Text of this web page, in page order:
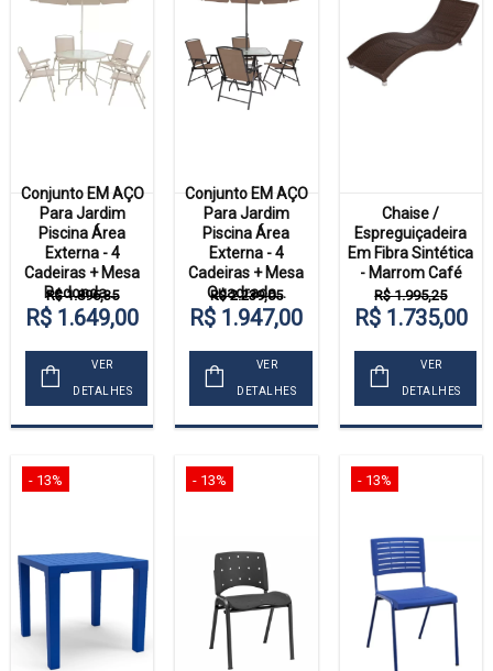
Conjunto EM AÇO
Para Jardim
Piscina Área
Externa - 4
Cadeiras + Mesa
Redonda ...
R$ 1.896,35
R$ 1.649,00
VER
DETALHES
Conjunto EM AÇO
Para Jardim
Piscina Área
Externa - 4
Cadeiras + Mesa
Quadrada...
R$ 2.239,05
R$ 1.947,00
VER
DETALHES
Chaise /
Espreguiçadeira
Em Fibra Sintética
- Marrom Café
R$ 1.995,25
R$ 1.735,00
VER
DETALHES
- 13% - 13% - 13%